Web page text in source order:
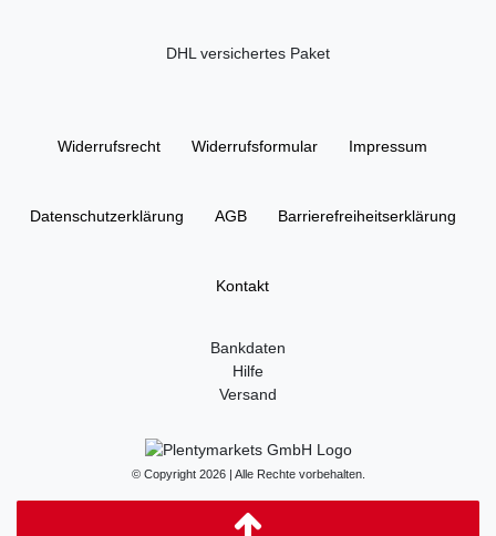
DHL versichertes Paket
Widerrufs­recht Widerrufs­formular Impressum
Daten­schutz­erklärung AGB Barrierefreiheitserklärung
Kontakt
Bankdaten
Hilfe
Versand
© Copyright 2026 | Alle Rechte vorbehalten.